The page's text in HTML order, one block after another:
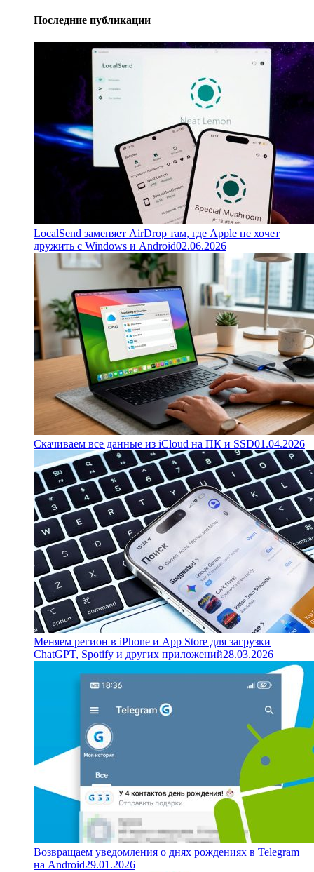
Последние публикации
LocalSend заменяет AirDrop там, где Apple не хочет
дружить с Windows и Android02.06.2026
Скачиваем все данные из iCloud на ПК и SSD01.04.2026
Меняем регион в iPhone и App Store для загрузки
ChatGPT, Spotify и других приложений28.03.2026
Возвращаем уведомления о днях рождениях в Telegram
на Android29.01.2026